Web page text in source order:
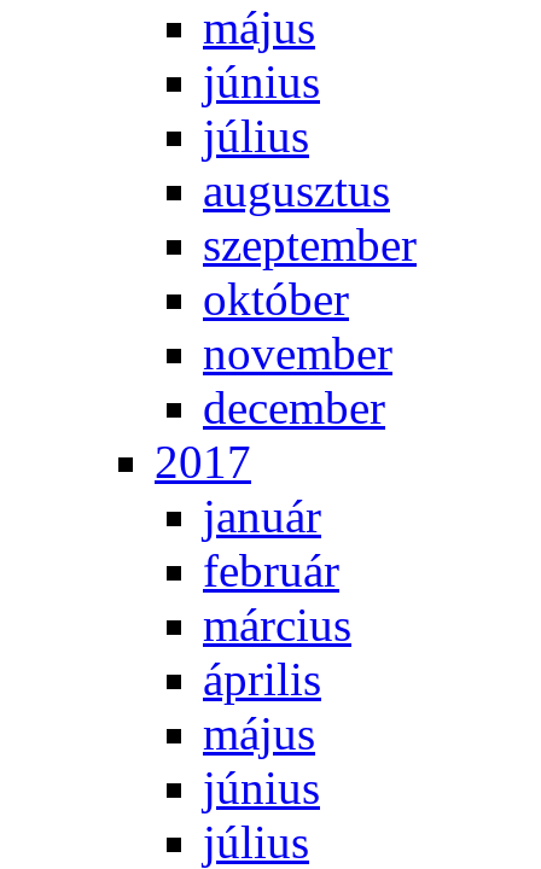
má­jus
jú­ni­us
jú­li­us
au­gusz­tus
szep­tem­ber
ok­tó­ber
no­vem­ber
de­cem­ber
2017
ja­nu­ár
feb­ru­ár
már­ci­us
áp­ri­lis
má­jus
jú­ni­us
jú­li­us